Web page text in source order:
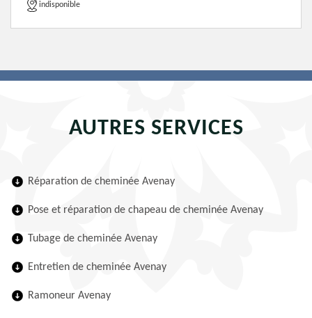
indisponible
AUTRES SERVICES
Réparation de cheminée Avenay
Pose et réparation de chapeau de cheminée Avenay
Tubage de cheminée Avenay
Entretien de cheminée Avenay
Ramoneur Avenay